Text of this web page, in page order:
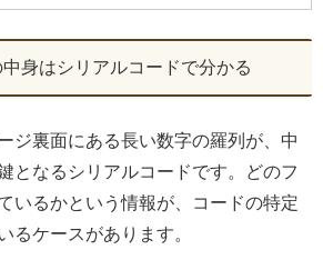
身はシリアルコードで分かる
ジ裏面にある長い数字の羅列が、中
となるシリアルコードです。どのフ
いるかという情報が、コードの特定
るケースがあります。